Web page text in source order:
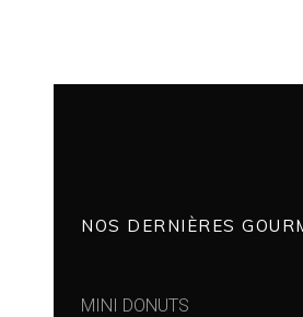
NOS DERNIÈRES
MINI DONUTS